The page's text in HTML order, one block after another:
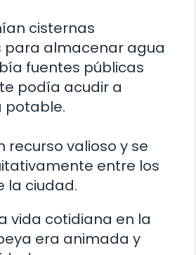
cisternas
para almacenar agua
fuentes públicas
podía acudir a
potable.
recurso valioso y se
entre los
la ciudad.
vida cotidiana en la
era animada y